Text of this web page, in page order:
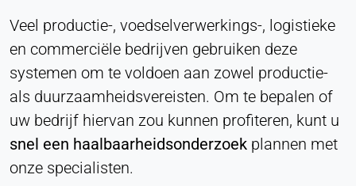
Veel productie-, voedselverwerkings-, logistieke
en commerciële bedrijven gebruiken deze
systemen om te voldoen aan zowel productie-
als duurzaamheidsvereisten. Om te bepalen of
uw bedrijf hiervan zou kunnen profiteren, kunt u
snel een haalbaarheidsonderzoek plannen met
onze specialisten.